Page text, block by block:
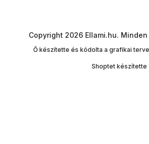
Shoptet készítette
Copyright 2026 Ellami.hu.
Ő készítette és kódolta a grafikai